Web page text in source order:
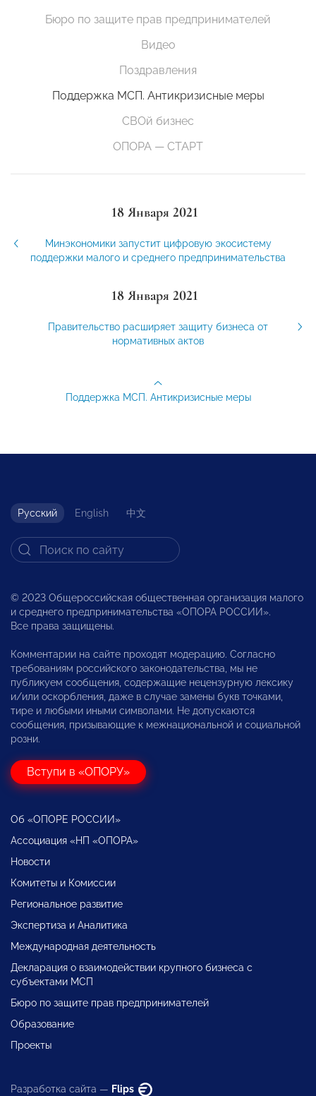
Бюро по защите прав предпринимателей
Видео
Поздравления
Поддержка МСП. Антикризисные меры
СВОй бизнес
ОПОРА — СТАРТ
18 Января 2021
Минэкономики запустит цифровую экосистему
поддержки малого и среднего предпринимательства
18 Января 2021
Правительство расширяет защиту бизнеса от
нормативных актов
Поддержка МСП. Антикризисные меры
Русский English 中文
© 2023 Общероссийская общественная организация малого
и среднего предпринимательства «ОПОРА РОССИИ».
Все права защищены.
Комментарии на сайте проходят модерацию. Согласно
требованиям российского законодательства, мы не
публикуем сообщения, содержащие нецензурную лексику
и/или оскорбления, даже в случае замены букв точками,
тире и любыми иными символами. Не допускаются
сообщения, призывающие к межнациональной и социальной
розни.
Вступи в «ОПОРУ»
Об «ОПОРЕ РОССИИ»
Ассоциация «НП «ОПОРА»
Новости
Комитеты и Комиссии
Региональное развитие
Экспертиза и Аналитика
Международная деятельность
Декларация о взаимодействии крупного бизнеса с
субъектами МСП
Бюро по защите прав предпринимателей
Образование
Проекты
Разработка сайта — Flips